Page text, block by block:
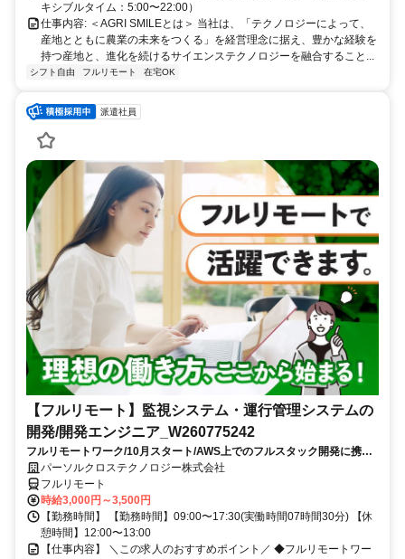
キシブルタイム：5:00〜22:00）
仕事内容: ＜AGRI SMILEとは＞ 当社は、「テクノロジーによって、
産地とともに農業の未来をつくる」を経営理念に据え、豊かな経験を
持つ産地と、進化を続けるサイエンステクノロジーを融合すること...
シフト自由 フルリモート 在宅OK
派遣社員
【フルリモート】監視システム・運行管理システムの
開発/開発エンジニア_W260775242
フルリモートワーク/10月スタート/AWS上でのフルスタック開発に携わ
れる/大手SI企業勤務
パーソルクロステクノロジー株式会社
フルリモート
時給3,000円～3,500円
【勤務時間】 【勤務時間】09:00〜17:30(実働時間07時間30分) 【休
憩時間】12:00〜13:00
【仕事内容】 ＼この求人のおすすめポイント／ ◆フルリモートワー